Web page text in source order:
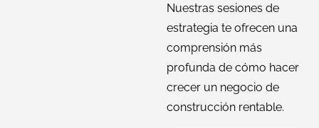
Nuestras sesiones de
estrategia te ofrecen una
comprensión más
profunda de cómo hacer
crecer un negocio de
construcción rentable.